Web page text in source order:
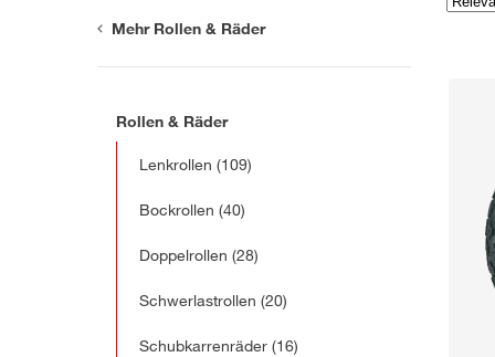
Mehr Rollen & Räder
Rollen & Räder
Lenkrollen (109)
Bockrollen (40)
Doppelrollen (28)
Schwerlastrollen (20)
Schubkarrenräder (16)